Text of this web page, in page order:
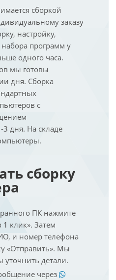
сборкой
заказу
настройку,
набора программ у
одного часа.
мы готовы
дня. Сборка
с
3 дня. На складе
сборку
ПК нажмите
1 клик». Затем
и номер телефона
«Отправить». Мы
уточнить детали.
через